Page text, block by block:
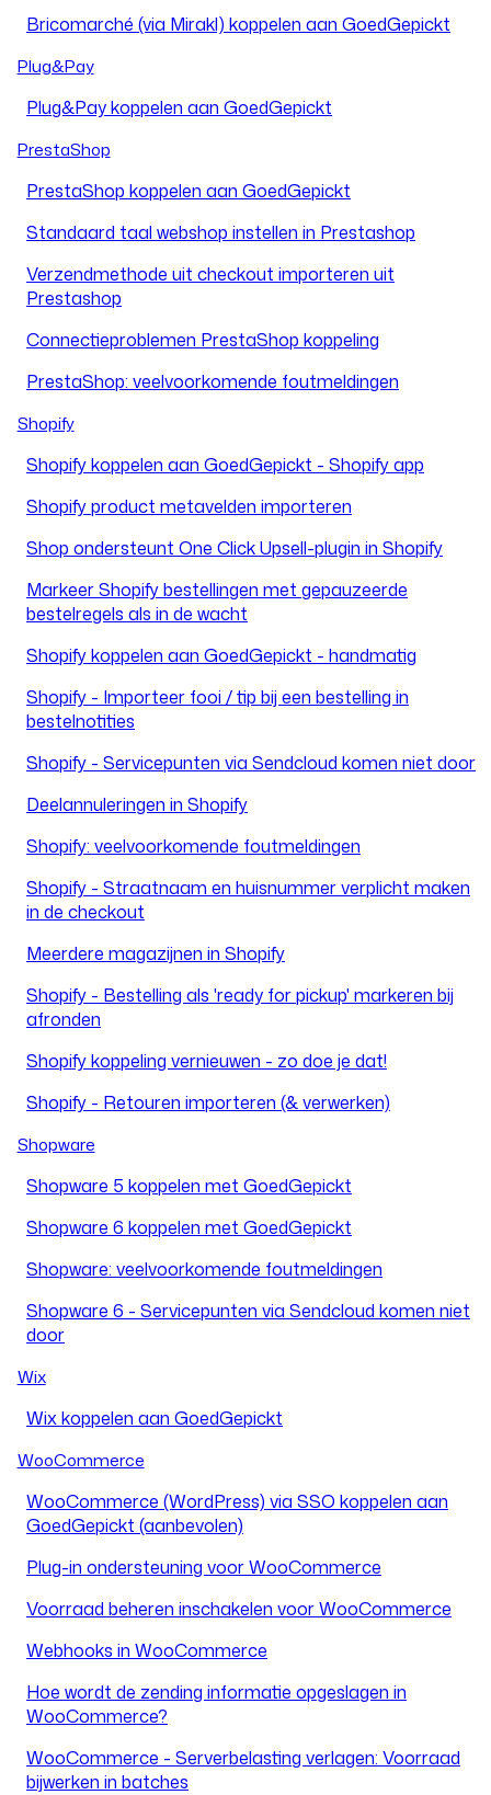
Bricomarché (via Mirakl) koppelen aan GoedGepickt
Plug&Pay
Plug&Pay koppelen aan GoedGepickt
PrestaShop
PrestaShop koppelen aan GoedGepickt
Standaard taal webshop instellen in Prestashop
Verzendmethode uit checkout importeren uit
Prestashop
Connectieproblemen PrestaShop koppeling
PrestaShop: veelvoorkomende foutmeldingen
Shopify
Shopify koppelen aan GoedGepickt - Shopify app
Shopify product metavelden importeren
Shop ondersteunt One Click Upsell-plugin in Shopify
Markeer Shopify bestellingen met gepauzeerde
bestelregels als in de wacht
Shopify koppelen aan GoedGepickt - handmatig
Shopify - Importeer fooi / tip bij een bestelling in
bestelnotities
Shopify - Servicepunten via Sendcloud komen niet door
Deelannuleringen in Shopify
Shopify: veelvoorkomende foutmeldingen
Shopify - Straatnaam en huisnummer verplicht maken
in de checkout
Meerdere magazijnen in Shopify
Shopify - Bestelling als 'ready for pickup' markeren bij
afronden
Shopify koppeling vernieuwen - zo doe je dat!
Shopify - Retouren importeren (& verwerken)
Shopware
Shopware 5 koppelen met GoedGepickt
Shopware 6 koppelen met GoedGepickt
Shopware: veelvoorkomende foutmeldingen
Shopware 6 - Servicepunten via Sendcloud komen niet
door
Wix
Wix koppelen aan GoedGepickt
WooCommerce
WooCommerce (WordPress) via SSO koppelen aan
GoedGepickt (aanbevolen)
Plug-in ondersteuning voor WooCommerce
Voorraad beheren inschakelen voor WooCommerce
Webhooks in WooCommerce
Hoe wordt de zending informatie opgeslagen in
WooCommerce?
WooCommerce - Serverbelasting verlagen: Voorraad
bijwerken in batches